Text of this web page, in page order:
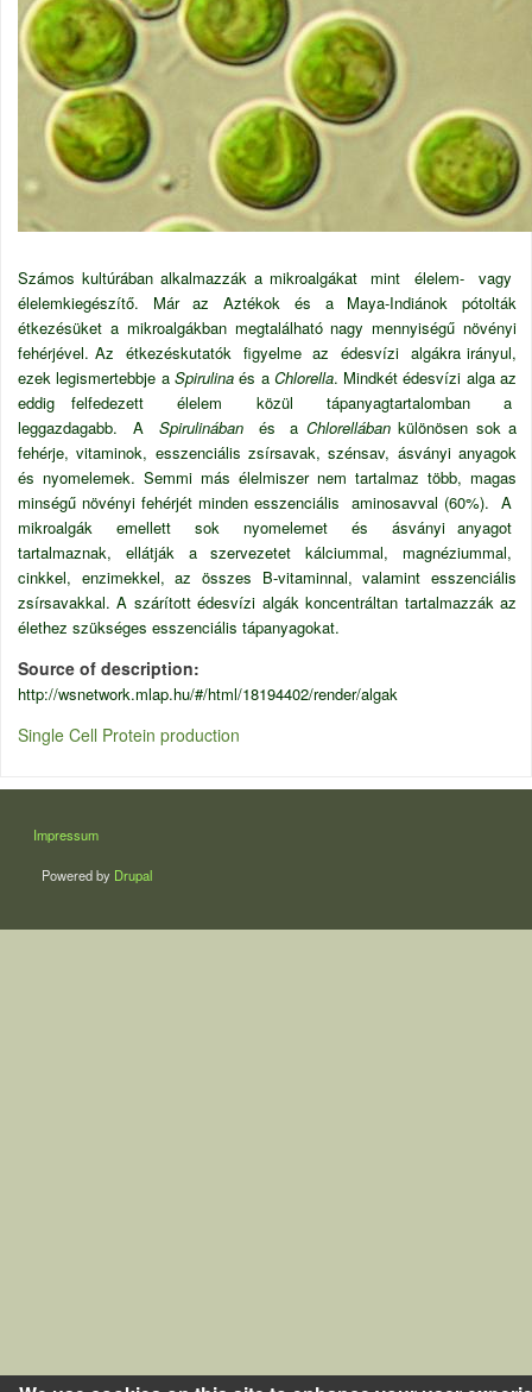
Számos kultúrában alkalmazzák a mikroalgákat mint élelem- vagy
élelemkiegészítő. Már az Aztékok és a Maya-Indiánok pótolták
étkezésüket a mikroalgákban megtalálható nagy mennyiségű növényi
fehérjével. Az étkezéskutatók figyelme az édesvízi algákra irányul,
ezek legismertebbje a Spirulinaés a Chlorella. Mindkét édesvízi alga az
eddig felfedezett élelem közül tápanyagtartalomban a
leggazdagabb. A Spirulinában és a Chlorellábankülönösen sok a
fehérje, vitaminok, esszenciális zsírsavak, szénsav, ásványi anyagok
és nyomelemek. Semmi más élelmiszer nem tartalmaz több, magas
minségű növényi fehérjét minden esszenciális aminosavval (60%). A
mikroalgák emellett sok nyomelemet és ásványi anyagot
tartalmaznak, ellátják a szervezetet kálciummal, magnéziummal,
cinkkel, enzimekkel, az összes B-vitaminnal, valamint esszenciális
zsírsavakkal. A szárított édesvízi algák koncentráltan tartalmazzák az
élethez szükséges esszenciális tápanyagokat.
Source of description
http://wsnetwork.mlap.hu/#/html/18194402/render/algak
Single Cell Protein production
LÁBLÉC
Impressum
Powered by Drupal